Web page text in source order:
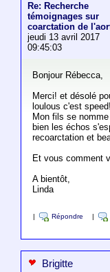
Re: Recherche
témoignages sur
coarctation de
jeudi 13 avril 2017
09:45:03
Bonjour Rébecca,
Merci! et désolé
loulous c'est speed!
Mon fils se
bien les échos
recoarctation et
Et vous comment
A bientôt,
Linda
Répondre
Brigitte